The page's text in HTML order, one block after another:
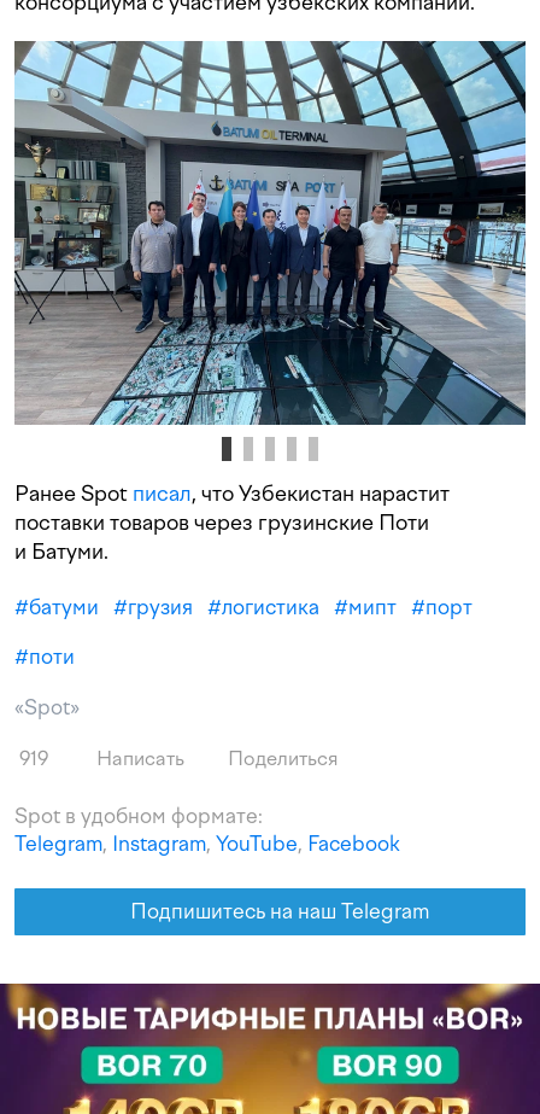
Ранее Spot писал, что Узбекистан нарастит
поставки товаров через грузинские Поти
и Батуми.
#батуми #грузия #логистика #мипт #порт
#поти
«Spot»
919 Написать Поделиться
Spot в удобном формате:
Telegram, Instagram, YouTube, Facebook
Подпишитесь на наш Telegram